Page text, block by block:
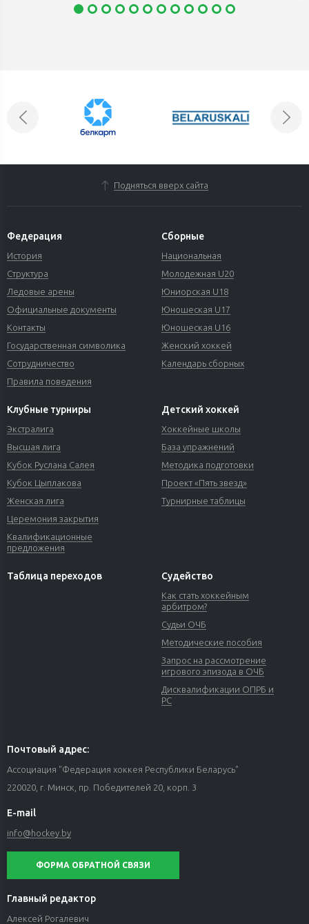
Подняться вверх сайта
Федерация
История
Структура
Ледовые арены
Официальные документы
Контакты
Государственная символика
Сотрудничество
Правила поведения
Сборные
Национальная
Молодежная U20
Юниорская U18
Юношеская U17
Юношеская U16
Женский хоккей
Календарь сборных
Клубные турниры
Экстралига
Высшая лига
Кубок Руслана Салея
Кубок Цыплакова
Женская лига
Церемония закрытия
Квалификационные
предложения
Детский хоккей
Хоккейные школы
База упражнений
Методика подготовки
Проект «Пять звезд»
Турнирные таблицы
Таблица переходов Судейство
Как стать хоккейным
арбитром?
Судьи ОЧБ
Методические пособия
Запрос на рассмотрение
игрового эпизода в ОЧБ
Дисквалификации ОПРБ и
РС
Почтовый адрес:
Ассоциация "Федерация хоккея Республики Беларусь"
220020, г. Минск, пр. Победителей 20, корп. 3
E-mail
info@hockey.by
ФОРМА ОБРАТНОЙ СВЯЗИ
Главный редактор
Алексей Рогалевич